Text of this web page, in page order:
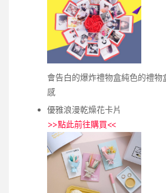
會告白的爆炸禮物盒純色的禮物
感
優雅浪漫乾燥花卡片
>>點此前往購買<<